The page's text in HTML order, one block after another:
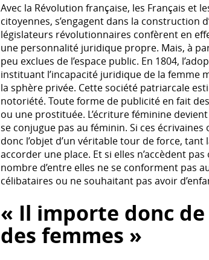
Avec la Révolution française, les Français et
citoyennes, s’engagent dans la construction
législateurs révolutionnaires confèrent en
une personnalité juridique propre. Mais, à
peu exclues de l’espace public. En 1804,
instituant l’incapacité juridique de la femme
la sphère privée. Cette société patriarcale
notoriété. Toute forme de publicité en fait
ou une prostituée. L’écriture féminine
se conjugue pas au féminin. Si ces écrivaines
donc l’objet d’un véritable tour de force, tant
accorder une place. Et si elles n’accèdent
nombre d’entre elles ne se conforment pas
célibataires ou ne souhaitant pas avoir
« Il importe donc
des femmes »